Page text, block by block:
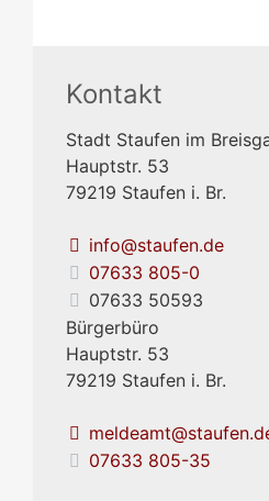
Kontakt
Stadt Staufen im
Hauptstr. 53
79219 Staufen i. Br.
info@staufen.de
07633 805-0
07633 50593
Bürgerbüro
Hauptstr. 53
79219 Staufen i. Br.
07633 805-35